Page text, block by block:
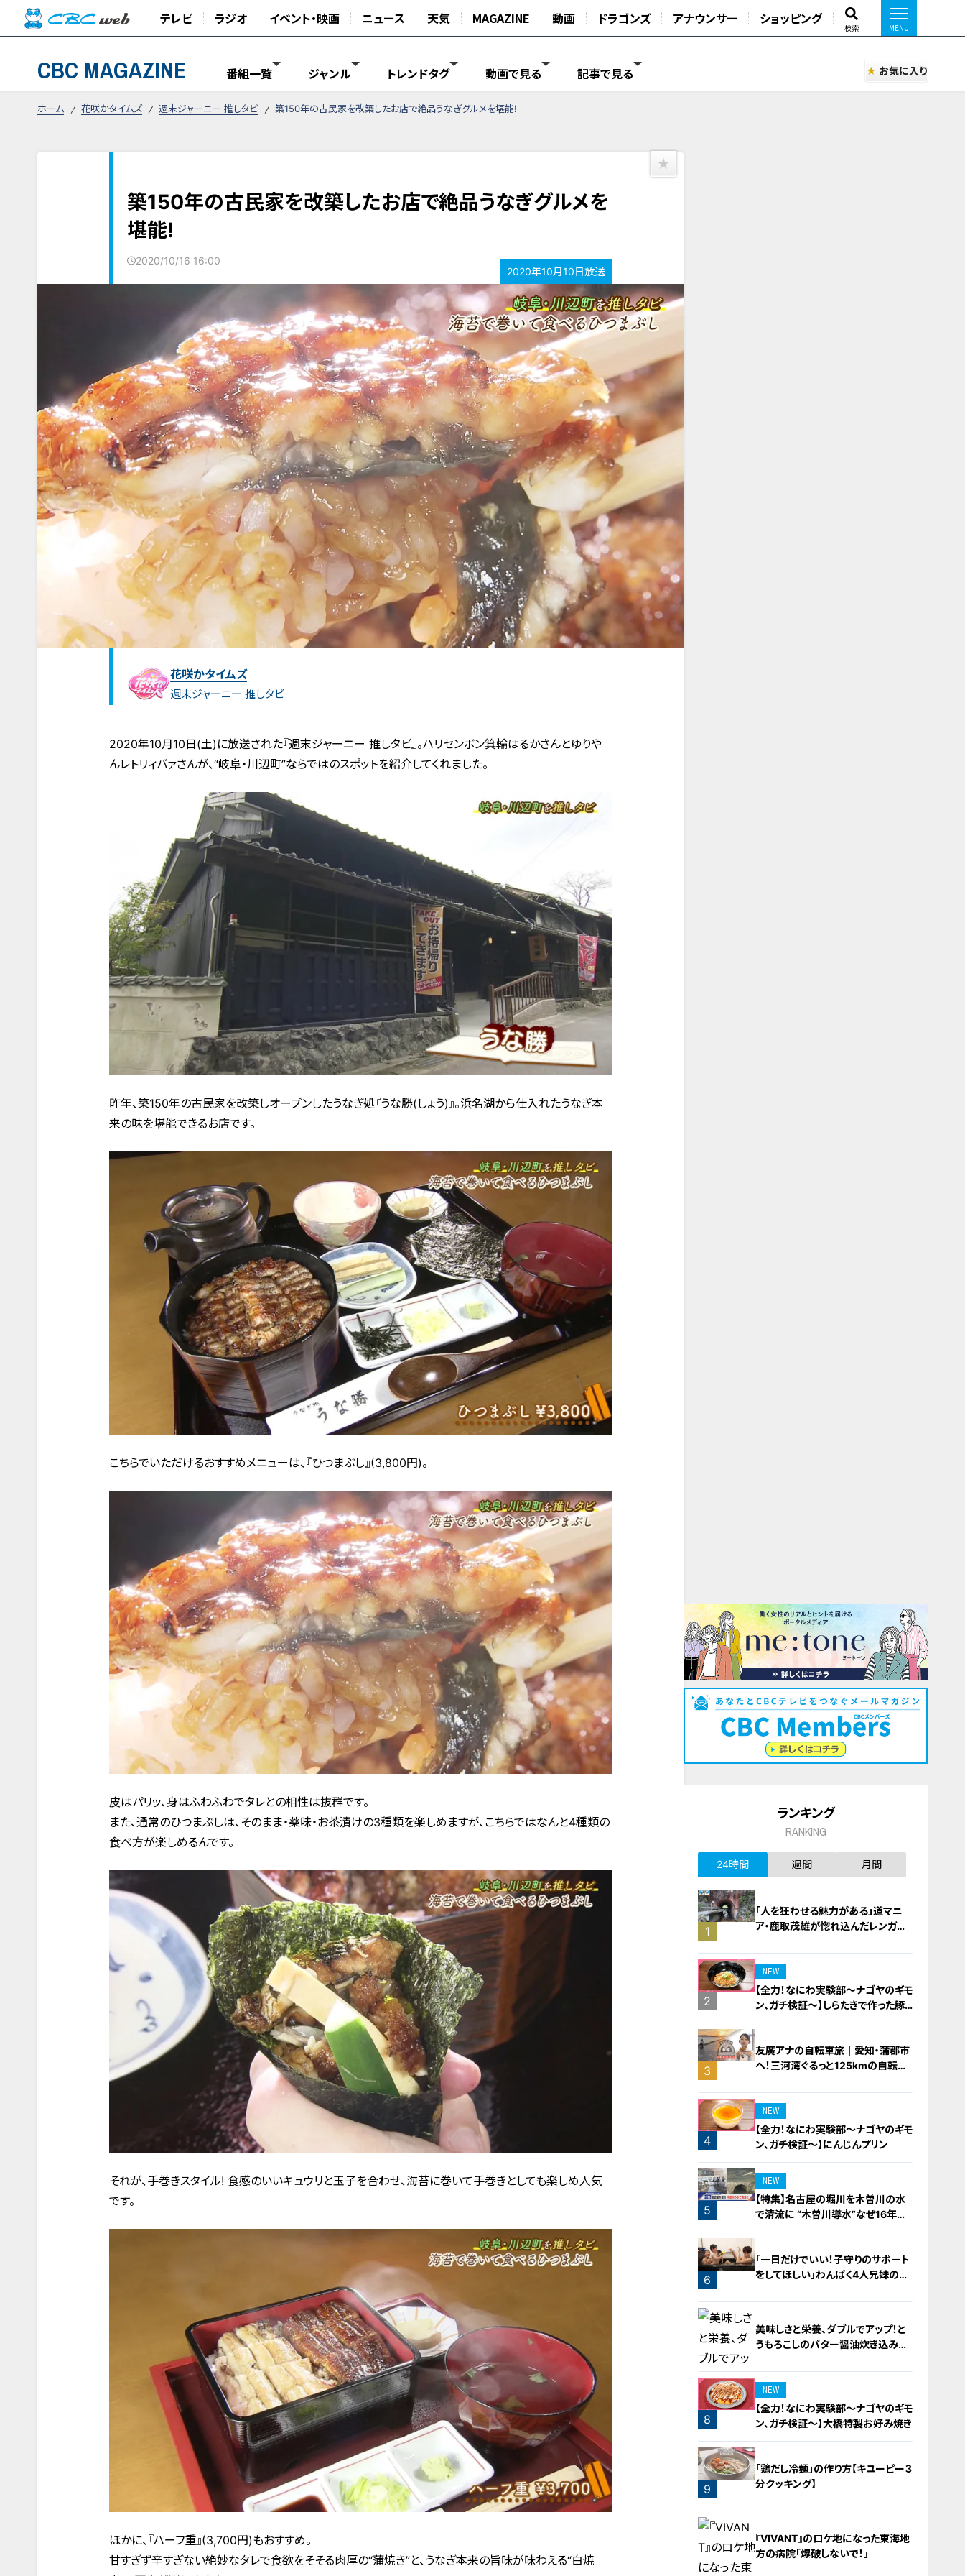
テレビ ラジオ イベント・映画 ニュース 天気 MAGAZINE 動画 ドラゴンズ アナウンサー ショッピング
検索
CBC MAGAZINE 番組一覧 ジャンル トレンドタグ 動画で見る 記事で見る お気に入り
ホーム 花咲かタイムズ 週末ジャーニー 推しタビ 築150年の古民家を改築したお店で絶品うなぎグルメを堪能!
築150年の古民家を改築したお店で絶品うなぎグルメを
堪能!
2020/10/16 16:00
2020年10月10日放送
花咲かタイムズ
週末ジャーニー 推しタビ
2020年10月10日(土)に放送された『週末ジャーニー 推しタビ』。ハリセンボン箕輪はるかさんとゆりや
んレトリィバァさんが、“岐阜・川辺町”ならではのスポットを紹介してくれました。
昨年、築150年の古民家を改築しオープンしたうなぎ処『うな勝(しょう)』。浜名湖から仕入れたうなぎ本
来の味を堪能できるお店です。
こちらでいただけるおすすめメニューは、『ひつまぶし』(3,800円)。
皮はパリッ、身はふわふわでタレとの相性は抜群です。
また、通常のひつまぶしは、そのまま・薬味・お茶漬けの3種類を楽しめますが、こちらではなんと4種類の
食べ方が楽しめるんです。
それが、手巻きスタイル! 食感のいいキュウリと玉子を合わせ、海苔に巻いて手巻きとしても楽しめ人気
です。
ほかに、『ハーフ重』(3,700円)もおすすめ。
甘すぎず辛すぎない絶妙なタレで食欲をそそる肉厚の“蒲焼き”と、うなぎ本来の旨味が味わえる“白焼
ランキング
RANKING
24時間 週間 月間
1
「人を狂わせる魅力がある」道マニ
ア・鹿取茂雄が惚れ込んだレンガの
2
NEW
【全力！なにわ実験部～ナゴヤのギモ
ン、ガチ検証～】しらたきで作った豚
バラミンチの油そば
3
友廣アナの自転車旅｜愛知・蒲郡市
へ！三河湾ぐるっと125kmの自転車
4
NEW
【全力！なにわ実験部～ナゴヤのギモ
ン、ガチ検証～】にんじんプリン
5
NEW
【特集】名古屋の堀川を木曽川の水
で清流に “木曽川導水”なぜ16年ぶ
り？【newsX】
6
「一日だけでいい！子守りのサポート
をしてほしい」わんぱく4人兄妹の子
7
美味しさと栄養、ダブルでアップ！と
うもろこしのバター醤油炊き込みご
8
NEW
【全力！なにわ実験部～ナゴヤのギモ
ン、ガチ検証～】大橋特製お好み焼き
9
「鶏だし冷麺」の作り方【キユーピー３
分クッキング】
『VIVANT』のロケ地になった東海地
方の病院「爆破しないで！」